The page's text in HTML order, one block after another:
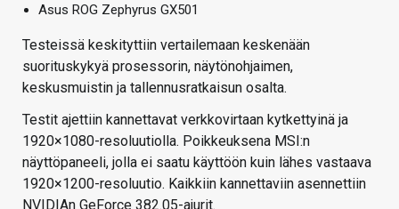
Asus ROG Zephyrus GX501
Testeissä keskityttiin vertailemaan keskenään
suorituskykyä prosessorin, näytönohjaimen,
keskusmuistin ja tallennusratkaisun osalta.
Testit ajettiin kannettavat verkkovirtaan kytkettyinä ja
1920×1080-resoluutiolla. Poikkeuksena MSI:n
näyttöpaneeli, jolla ei saatu käyttöön kuin lähes vastaava
1920×1200-resoluutio. Kaikkiin kannettaviin asennettiin
NVIDIAn GeForce 382.05-ajurit.